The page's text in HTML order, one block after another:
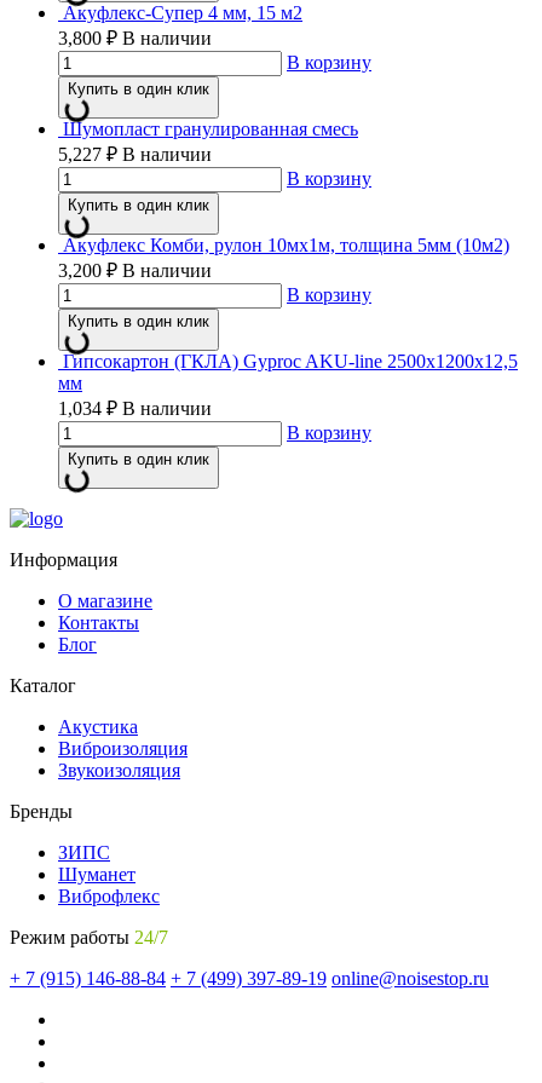
Акуфлекс-Супер 4 мм, 15 м2
3,800 ₽ В наличии
В корзину
Купить в один клик
Шумопласт гранулированная смесь
5,227 ₽ В наличии
В корзину
Купить в один клик
Акуфлекс Комби, рулон 10мх1м, толщина 5мм (10м2)
3,200 ₽ В наличии
В корзину
Купить в один клик
Гипсокартон (ГКЛА) Gyproc AKU-line 2500х1200х12,5
мм
1,034 ₽ В наличии
В корзину
Купить в один клик
Информация
О магазине
Контакты
Блог
Каталог
Акустика
Виброизоляция
Звукоизоляция
Бренды
ЗИПС
Шуманет
Виброфлекс
Режим работы 24/7
+ 7 (915) 146-88-84 + 7 (499) 397-89-19 online@noisestop.ru